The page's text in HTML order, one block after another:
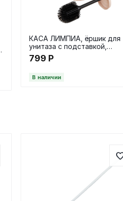
КАСА ЛИМПИА, ёршик для
унитаза с подставкой,
силиконовая щетка, сталь,
бежевый
799 Р
В наличии